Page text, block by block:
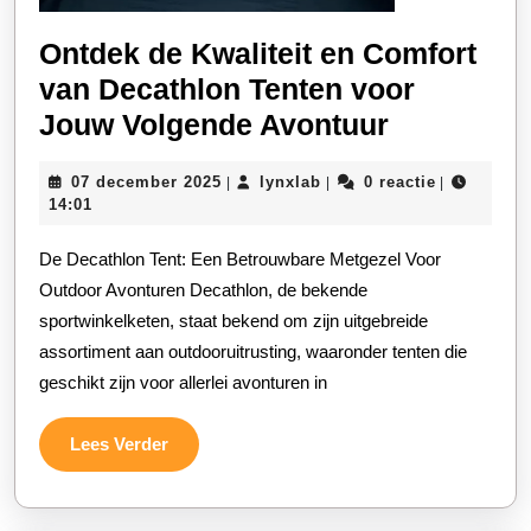
Ontdek de Kwaliteit en Comfort
van Decathlon Tenten voor
Jouw Volgende AvontuurOntdek
Kwaliteit
Comfort
Decathlon
Avontuur
07 december 2025 07
| lynxlab lynxlab
| 0 reactie |
14:01
De Decathlon Tent: Een Betrouwbare Metgezel Voor
Outdoor Avonturen Decathlon, de bekende
sportwinkelketen, staat bekend om zijn uitgebreide
assortiment aan outdooruitrusting, waaronder tenten die
geschikt zijn voor allerlei avonturen in
Lees VerderLees
Verder